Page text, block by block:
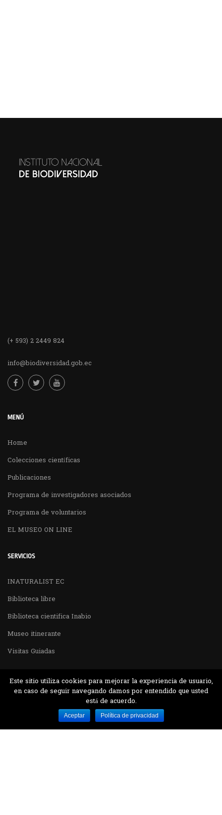
(+ 593) 2 2449 824
info@biodiversidad.gob.ec
MENÚ
Home
Colecciones científicas
Publicaciones
Programa de investigadores asociados
Programa de voluntarios
EL MUSEO ON LINE
SERVICIOS
INATURALIST EC
Biblioteca libre
Biblioteca cientifica Inabio
Museo itinerante
Visitas Guiadas
Desarrollado por MJTEC.
Este sitio utiliza cookies para mejorar la experiencia de usuario,
en caso de seguir navegando damos por entendido que usted
está de acuerdo.
Aceptar Política de privacidad